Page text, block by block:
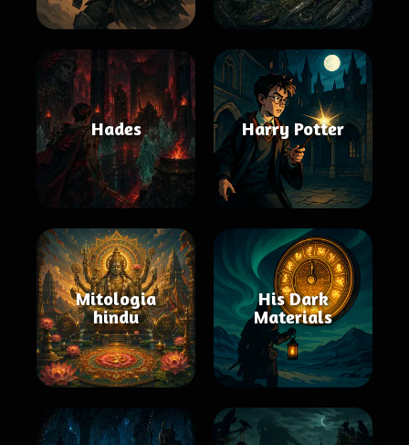
Hades Harry Potter
Mitologia
hindu
His Dark
Materials